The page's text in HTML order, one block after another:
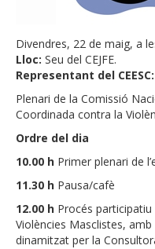
Divendres, 22 de maig, a
Lloc: Seu del CEJFE.
Representant del CEESC:
Plenari de la Comissió
Coordinada contra la
Ordre del dia
10.00 h Primer plenari de
11.30 h Pausa/cafè
12.00 h Procés
Violències Masclistes,
dinamitzat per la